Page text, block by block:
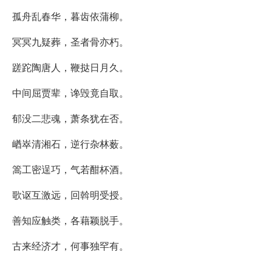
孤舟乱春华，暮齿依蒲柳。
冥冥九疑葬，圣者骨亦朽。
蹉跎陶唐人，鞭挞日月久。
中间屈贾辈，谗毁竟自取。
郁没二悲魂，萧条犹在否。
崷崒清湘石，逆行杂林薮。
篙工密逞巧，气若酣杯酒。
歌讴互激远，回斡明受授。
善知应触类，各藉颖脱手。
古来经济才，何事独罕有。